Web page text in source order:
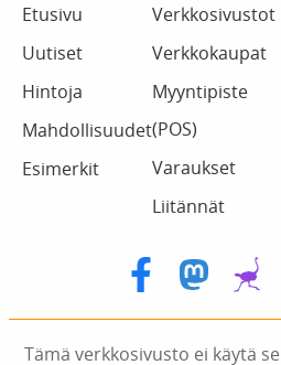
Etusivu
Uutiset
Hintoja
Mahdollisuudet
Esimerkit
Verkkosivustot
Verkkokaupat
Myyntipiste
(POS)
Varaukset
Liitännät
Tämä verkkosivusto ei käytä